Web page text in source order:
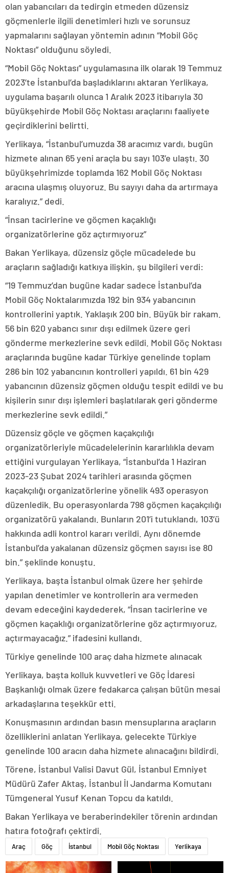
olan yabancıları da tedirgin etmeden düzensiz
göçmenlerle ilgili denetimleri hızlı ve sorunsuz
yapmalarını sağlayan yöntemin adının “Mobil Göç
Noktası” olduğunu söyledi.
“Mobil Göç Noktası” uygulamasına ilk olarak 19 Temmuz
2023’te İstanbul’da başladıklarını aktaran Yerlikaya,
uygulama başarılı olunca 1 Aralık 2023 itibarıyla 30
büyükşehirde Mobil Göç Noktası araçlarını faaliyete
geçirdiklerini belirtti.
Yerlikaya, “İstanbul’umuzda 38 aracımız vardı, bugün
hizmete alınan 65 yeni araçla bu sayı 103’e ulaştı. 30
büyükşehrimizde toplamda 162 Mobil Göç Noktası
aracına ulaşmış oluyoruz. Bu sayıyı daha da artırmaya
karalıyız.” dedi.
“İnsan tacirlerine ve göçmen kaçaklığı
organizatörlerine göz açtırmıyoruz”
Bakan Yerlikaya, düzensiz göçle mücadelede bu
araçların sağladığı katkıya ilişkin, şu bilgileri verdi:
“19 Temmuz’dan bugüne kadar sadece İstanbul’da
Mobil Göç Noktalarımızda 192 bin 934 yabancının
kontrollerini yaptık. Yaklaşık 200 bin. Büyük bir rakam.
56 bin 620 yabancı sınır dışı edilmek üzere geri
gönderme merkezlerine sevk edildi. Mobil Göç Noktası
araçlarında bugüne kadar Türkiye genelinde toplam
286 bin 102 yabancının kontrolleri yapıldı. 61 bin 429
yabancının düzensiz göçmen olduğu tespit edildi ve bu
kişilerin sınır dışı işlemleri başlatılarak geri gönderme
merkezlerine sevk edildi.”
Düzensiz göçle ve göçmen kaçakçılığı
organizatörleriyle mücadelelerinin kararlılıkla devam
ettiğini vurgulayan Yerlikaya, “İstanbul’da 1 Haziran
2023-23 Şubat 2024 tarihleri arasında göçmen
kaçakçılığı organizatörlerine yönelik 493 operasyon
düzenledik. Bu operasyonlarda 798 göçmen kaçakçılığı
organizatörü yakalandı. Bunların 201’i tutuklandı, 103’ü
hakkında adli kontrol kararı verildi. Aynı dönemde
İstanbul’da yakalanan düzensiz göçmen sayısı ise 80
bin.” şeklinde konuştu.
Yerlikaya, başta İstanbul olmak üzere her şehirde
yapılan denetimler ve kontrollerin ara vermeden
devam edeceğini kaydederek, “İnsan tacirlerine ve
göçmen kaçaklığı organizatörlerine göz açtırmıyoruz,
açtırmayacağız.” ifadesini kullandı.
Türkiye genelinde 100 araç daha hizmete alınacak
Yerlikaya, başta kolluk kuvvetleri ve Göç İdaresi
Başkanlığı olmak üzere fedakarca çalışan bütün mesai
arkadaşlarına teşekkür etti.
Konuşmasının ardından basın mensuplarına araçların
özelliklerini anlatan Yerlikaya, gelecekte Türkiye
genelinde 100 aracın daha hizmete alınacağını bildirdi.
Törene, İstanbul Valisi Davut Gül, İstanbul Emniyet
Müdürü Zafer Aktaş, İstanbul İl Jandarma Komutanı
Tümgeneral Yusuf Kenan Topcu da katıldı.
Bakan Yerlikaya ve beraberindekiler törenin ardından
hatıra fotoğrafı çektirdi.
Araç Göç İstanbul Mobil Göç Noktası Yerlikaya